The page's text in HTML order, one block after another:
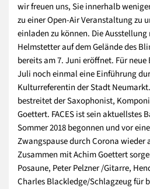
wir freuen uns, Sie innerhalb
zu einer Open-Air Veranstaltung zu
einladen zu können. Die
Helmstetter auf dem Gelände des
bereits am 7. Juni eröffnet. Für neue
Juli noch einmal eine Einführung
Kulturreferentin der Stadt
bestreitet der Saxophonist,
Goettert. FACES ist sein aktuellstes
Sommer 2018 begonnen und vor
Zwangspause durch Corona wieder
Zusammen mit Achim Goettert
Posaune, Peter Pelzner /Gitarre,
Charles Blackledge/Schlagzeug für